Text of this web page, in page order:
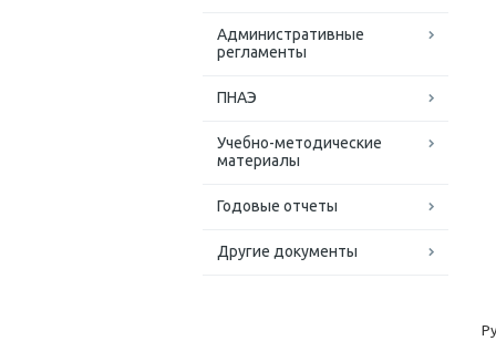
Административные
регламенты
ПНАЭ
Учебно-методические
материалы
Годовые отчеты
Другие документы